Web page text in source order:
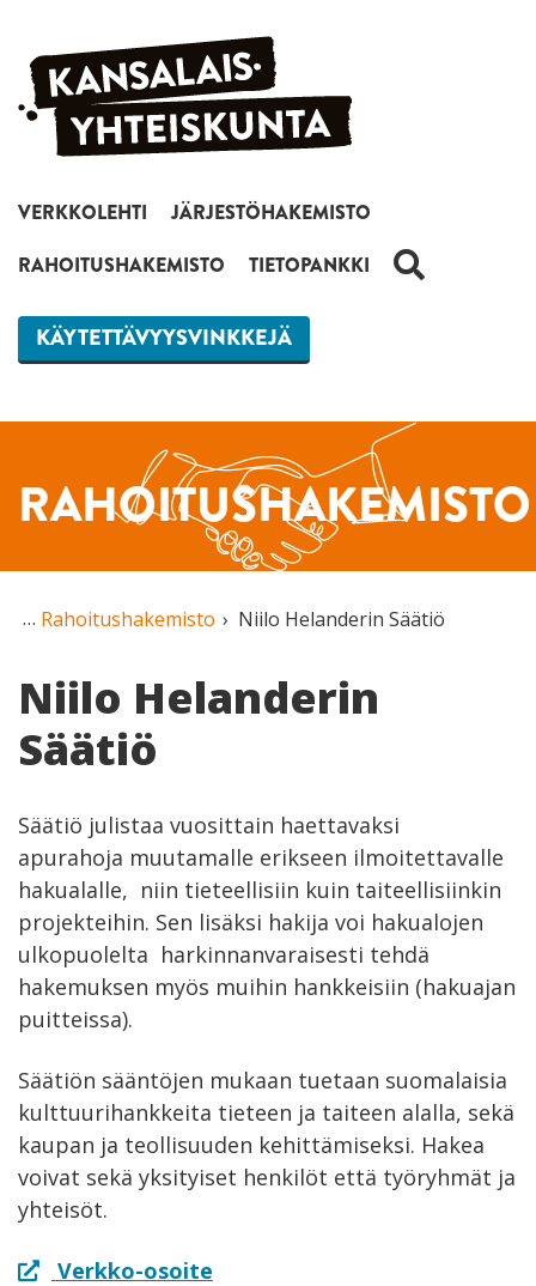
Siirry sisältöön
VERKKOLEHTI
JÄRJESTÖHAKEMISTO
RAHOITUSHAKEMISTO
TIETOPANKKI HAKU
KÄYTETTÄVYYSVINKKEJÄ
RAHOITUSHAKEMISTO
Rahoitushakemisto Niilo Helanderin Säätiö
Niilo Helanderin
Säätiö
Säätiö julistaa vuosittain haettavaksi
apurahoja muutamalle erikseen ilmoitettavalle
hakualalle, niin tieteellisiin kuin taiteellisiinkin
projekteihin. Sen lisäksi hakija voi hakualojen
ulkopuolelta harkinnanvaraisesti tehdä
hakemuksen myös muihin hankkeisiin (hakuajan
puitteissa).
Säätiön sääntöjen mukaan tuetaan suomalaisia
kulttuurihankkeita tieteen ja taiteen alalla, sekä
kaupan ja teollisuuden kehittämiseksi. Hakea
voivat sekä yksityiset henkilöt että työryhmät ja
yhteisöt.
Verkko-osoite